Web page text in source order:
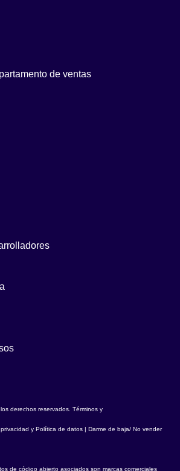
de ventas
derechos reservados. Términos y
y Política de datos | Darme de baja/ No vender
de código abierto asociados son marcas comerciales